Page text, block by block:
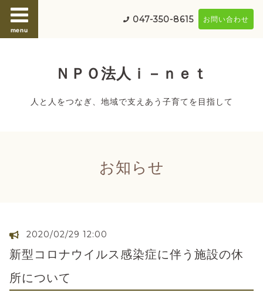
menu
047-350-8615 お問い合わせ
ＮＰＯ法人ｉ－ｎｅｔ
人と人をつなぎ、地域で支えあう子育てを目指して
お知らせ
2020/02/29 12:00
新型コロナウイルス感染症に伴う施設の休
所について